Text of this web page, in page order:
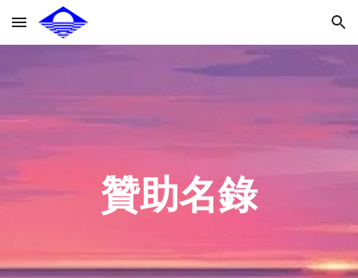
Skip to main content Skip to navigation
贊助名錄